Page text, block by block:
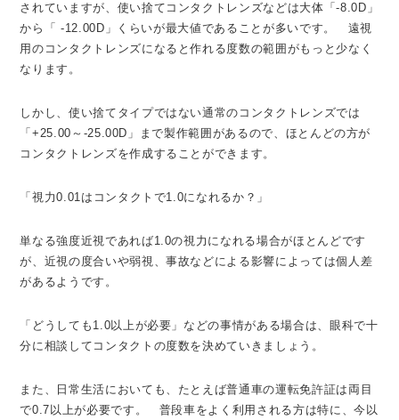
されていますが、使い捨てコンタクトレンズなどは大体「-8.0D」
から「 -12.00D」くらいが最大値であることが多いです。 遠視
用のコンタクトレンズになると作れる度数の範囲がもっと少なく
なります。
しかし、使い捨てタイプではない通常のコンタクトレンズでは
「+25.00～-25.00D」まで製作範囲があるので、ほとんどの方が
コンタクトレンズを作成することができます。
「視力0.01はコンタクトで1.0になれるか？」
単なる強度近視であれば1.0の視力になれる場合がほとんどです
が、近視の度合いや弱視、事故などによる影響によっては個人差
があるようです。
「どうしても1.0以上が必要」などの事情がある場合は、眼科で十
分に相談してコンタクトの度数を決めていきましょう。
また、日常生活においても、たとえば普通車の運転免許証は両目
で0.7以上が必要です。 普段車をよく利用される方は特に、今以